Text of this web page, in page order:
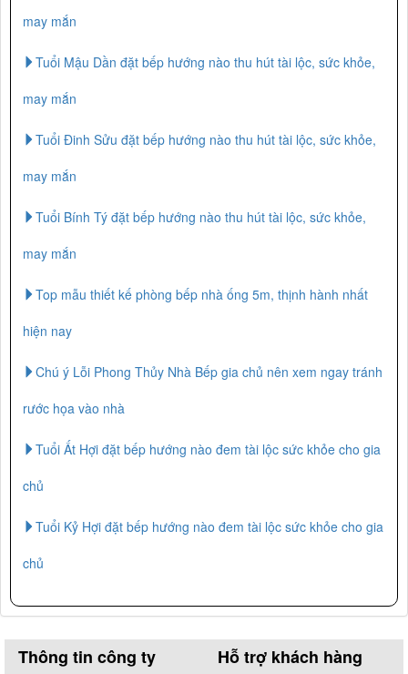
may mắn
Tuổi Mậu Dần đặt bếp hướng nào thu hút tài lộc, sức khỏe,
may mắn
Tuổi Đinh Sửu đặt bếp hướng nào thu hút tài lộc, sức khỏe,
may mắn
Tuổi Bính Tý đặt bếp hướng nào thu hút tài lộc, sức khỏe,
may mắn
Top mẫu thiết kế phòng bếp nhà ống 5m, thịnh hành nhất
hiện nay
Chú ý Lỗi Phong Thủy Nhà Bếp gia chủ nên xem ngay tránh
rước họa vào nhà
Tuổi Ất Hợi đặt bếp hướng nào đem tài lộc sức khỏe cho gia
chủ
Tuổi Kỷ Hợi đặt bếp hướng nào đem tài lộc sức khỏe cho gia
chủ
Thông tin công ty Hỗ trợ khách hàng